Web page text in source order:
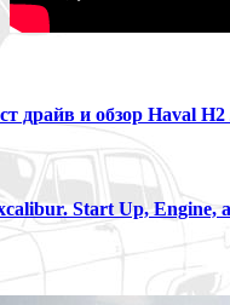
и обзор Haval H2
Start Up, Engine,